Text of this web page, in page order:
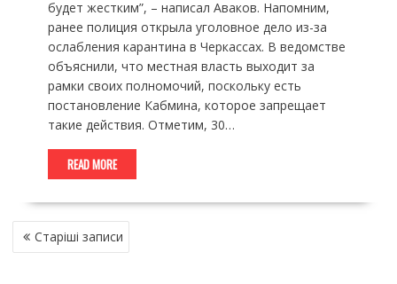
будет жестким”, – написал Аваков. Напомним,
ранее полиция открыла уголовное дело из-за
ослабления карантина в Черкассах. В ведомстве
объяснили, что местная власть выходит за
рамки своих полномочий, поскольку есть
постановление Кабмина, которое запрещает
такие действия. Отметим, 30…
READ MORE
НАВІГАЦІЯ
ЗА Старіші записи